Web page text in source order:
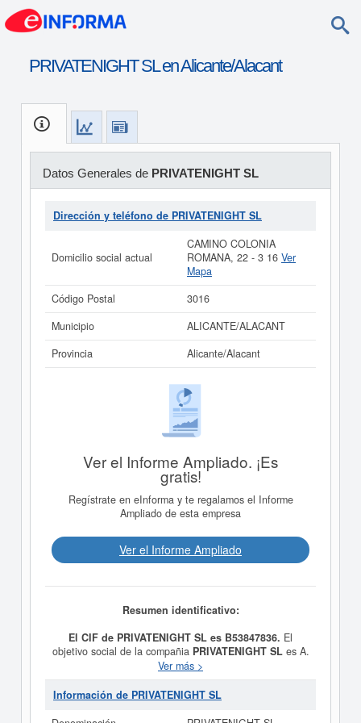
PRIVATENIGHT SL en Alicante/Alacant
Datos Generales de PRIVATENIGHT SL
Dirección y teléfono de PRIVATENIGHT SL
Domicilio social actual
CAMINO COLONIA
ROMANA, 22 - 3 16 Ver
Mapa
Código Postal
3016
Municipio
ALICANTE/ALACANT
Provincia
Alicante/Alacant
Ver el Informe Ampliado. ¡Es
gratis!
Regístrate en eInforma y te regalamos el Informe
Ampliado de esta empresa
Ver el Informe Ampliado
Resumen identificativo:
El CIF de PRIVATENIGHT SL es B53847836. El
objetivo social de la compañia PRIVATENIGHT SLes A.
LA EDICION, CREACION Y SOPORTE E AUDIO
VIDEO E INFORMATICA; LA IMPORTACION Y
EXPORTACION DE TODA CLASE DE BIENES Y
INFORMATICA Y LA PRODUCCION DE PELICULAS
Ver más >
Información de PRIVATENIGHT SL